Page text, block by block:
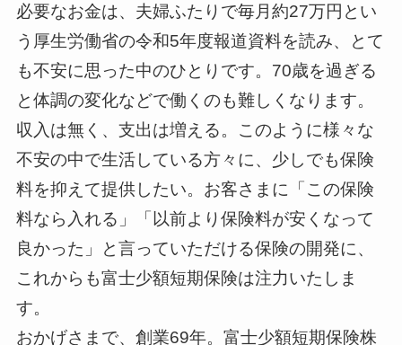
必要なお金は、夫婦ふたりで毎月約27万円とい
う厚生労働省の令和5年度報道資料を読み、とて
も不安に思った中のひとりです。70歳を過ぎる
と体調の変化などで働くのも難しくなります。
収入は無く、支出は増える。このように様々な
不安の中で生活している方々に、少しでも保険
料を抑えて提供したい。お客さまに「この保険
料なら入れる」「以前より保険料が安くなって
良かった」と言っていただける保険の開発に、
これからも富士少額短期保険は注力いたしま
す。
おかげさまで、創業69年。富士少額短期保険株